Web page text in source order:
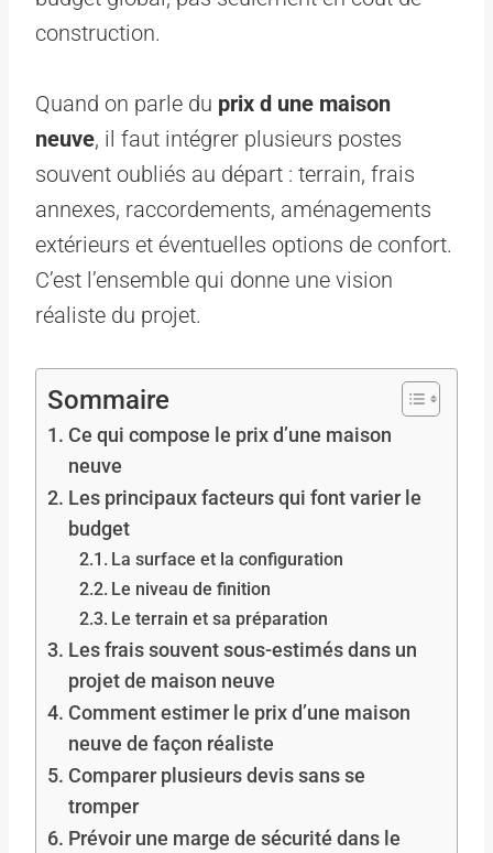
construction.
Quand on parle du prix d une maison
neuve, il faut intégrer plusieurs postes
souvent oubliés au départ : terrain, frais
annexes, raccordements, aménagements
extérieurs et éventuelles options de confort.
C’est l’ensemble qui donne une vision
réaliste du projet.
Sommaire
Ce qui compose le prix d’une maison
neuve
Les principaux facteurs qui font varier le
budget
La surface et la configuration
Le niveau de finition
Le terrain et sa préparation
Les frais souvent sous-estimés dans un
projet de maison neuve
Comment estimer le prix d’une maison
neuve de façon réaliste
Comparer plusieurs devis sans se
tromper
Prévoir une marge de sécurité dans le